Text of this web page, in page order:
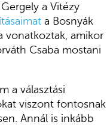
a Vitézy
a Bosnyák
vonatkoztak, amikor
Csaba mostani
a választási
viszont fontosnak
Annál is inkább